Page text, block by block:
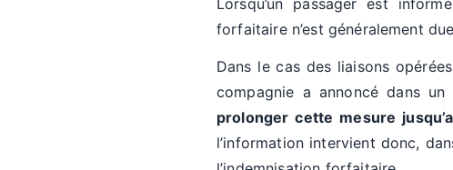
forfaitaire n’est généralement
Dans le cas des liaisons
compagnie a annoncé dans
prolonger cette mesure
l’information intervient donc,